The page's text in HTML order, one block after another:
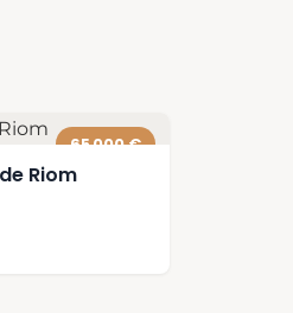
65 000 €
Riom